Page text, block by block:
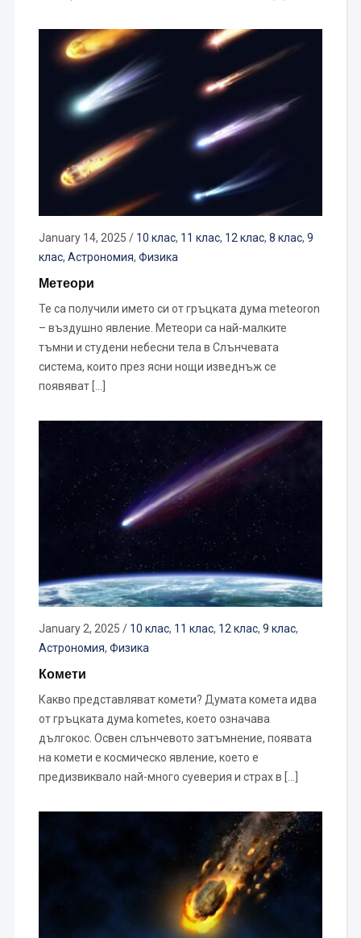
January 14, 2025 / 10 клас, 11 клас, 12 клас, 8 клас, 9
клас, Астрономия, Физика
Метеори
Те са получили името си от гръцката дума meteoron
– въздушно явление. Метеори са най-малките
тъмни и студени небесни тела в Слънчевата
система, които през ясни нощи изведнъж се
появяват […]
January 2, 2025 / 10 клас, 11 клас, 12 клас, 9 клас,
Астрономия, Физика
Комети
Какво представляват комети? Думата комета идва
от гръцката дума kometes, което означава
дългокос. Освен слънчевото затъмнение, появата
на комети е космическо явление, което е
предизвиквало най-много суеверия и страх в […]